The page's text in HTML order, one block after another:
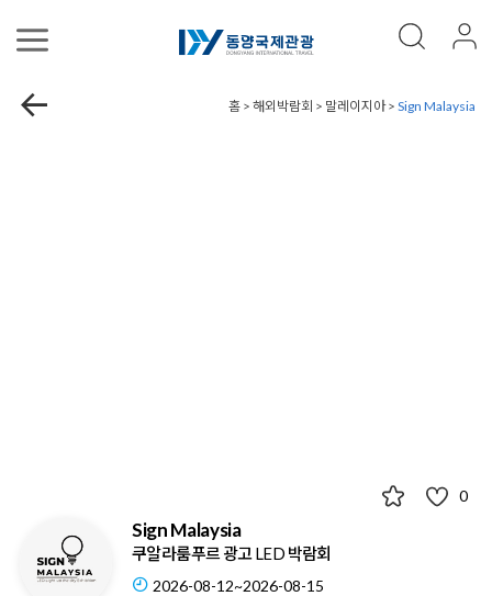
홈 > 해외박람회 > 말레이지아 > Sign Malaysia
0
Sign Malaysia
쿠알라룸푸르 광고 LED 박람회
2026-08-12~2026-08-15